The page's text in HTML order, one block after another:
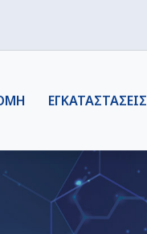
ΕΓΚΑΤΑΣΤΑΣΕΙΣ